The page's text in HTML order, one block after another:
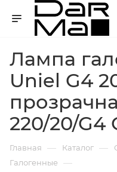
Лампа
Uniel G4
220/20/G4
Главная — Каталог —
Галогенные —